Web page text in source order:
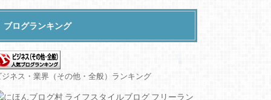
ブログランキング
ジネス・業界（その他・全般）ランキング